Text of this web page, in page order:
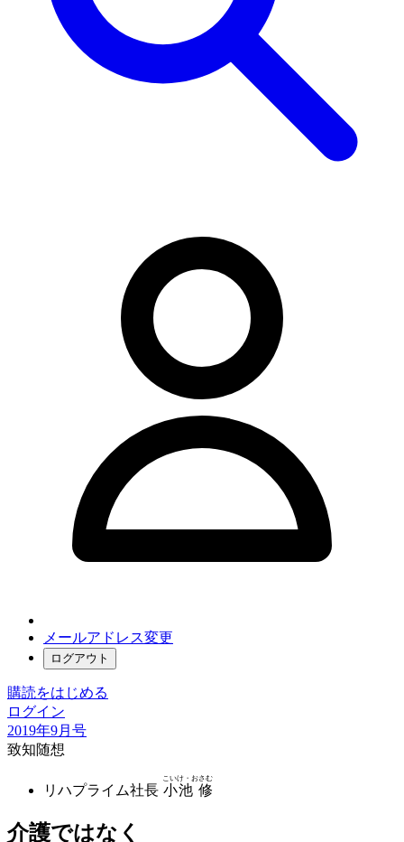
メールアドレス変更
ログアウト
購読をはじめる
ログイン
2019年9月号
致知随想
リハプライム社長 小池 修
こいけ・おさむ
介護ではなく